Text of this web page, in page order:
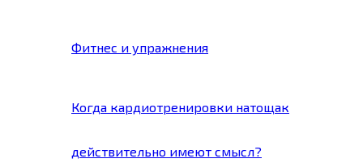
Фитнес и упражнения
Когда кардиотренировки натощак
действительно имеют смысл?